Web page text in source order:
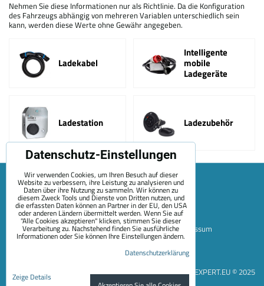
Nehmen Sie diese Informationen nur als Richtlinie. Da die Konfiguration
des Fahrzeugs abhängig von mehreren Variablen unterschiedlich sein
kann, werden diese Werte ohne Gewähr angegeben.
Ladekabel
Intelligente
mobile
Ladegeräte
Ladestation Ladezubehör
Sitemap Allgemeine Geschäftsbedingungen
Impressum
EVEXPERT.EU © 2025
Datenschutz-Einstellungen
Wir verwenden Cookies, um Ihren Besuch auf dieser
Website zu verbessern, ihre Leistung zu analysieren und
Daten über ihre Nutzung zu sammeln. Wir können zu
diesem Zweck Tools und Dienste von Dritten nutzen, und
die erfassten Daten können an Partner in der EU, den USA
oder anderen Ländern übermittelt werden. Wenn Sie auf
"Alle Cookies akzeptieren" klicken, stimmen Sie dieser
Verarbeitung zu. Nachstehend finden Sie ausführliche
Informationen oder Sie können Ihre Einstellungen ändern.
Datenschutzerklärung
Zeige Details